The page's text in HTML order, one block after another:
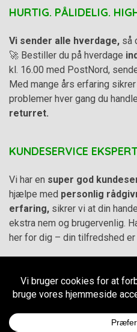
HURTIG. PÅLIDELIG.
Vi sender alle hverdage, så
🚀 Bestiller du på hverdage
kl. 16.00 med PostNord,
Med mange års erfaring
problemer hver gang du
returret.
KUNDESERVICE
Vi har en super god
hjælpe med personlig
erfaring, sikrer vi at din
ekstra nem og brugervenlig.
her for dig – din tilfredshed
Handelsbetingelser–